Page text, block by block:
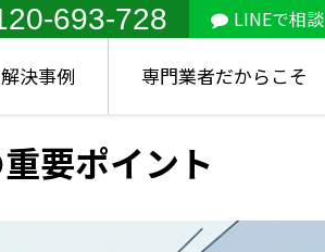
693-728 LINEで相談
解決事例 専門業者だからこそ
要ポイント